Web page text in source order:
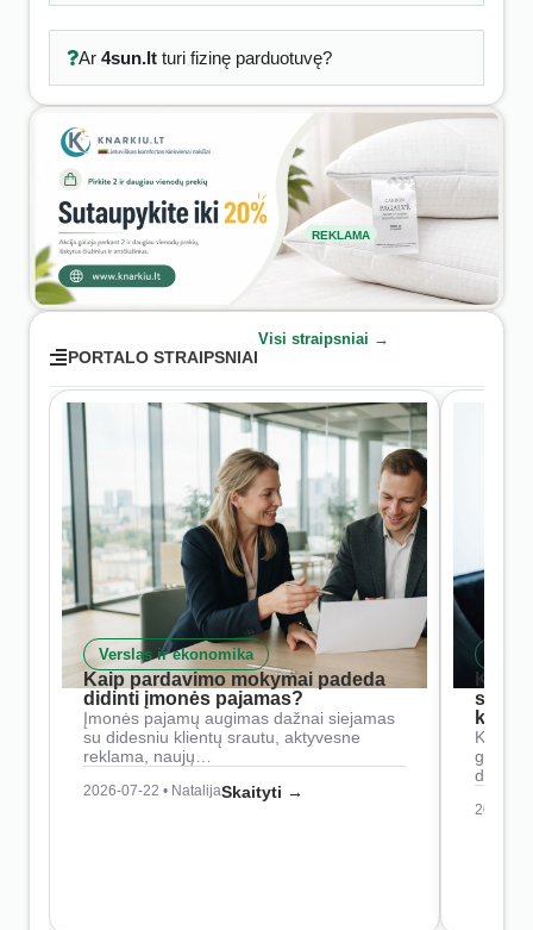
Ar 4sun.ltturi fizinę parduotuvę?
REKLAMA
PORTALO STRAIPSNIAI
Visi straipsniai →
Verslas ir ekonomika
Kaip pardavimo mokymai padeda
didinti įmonės pajamas?
Įmonės pajamų augimas dažnai siejamas
su didesniu klientų srautu, aktyvesne
reklama, naujų…
2026-07-22 • NatalijaSkaityti →
Kaip
2026-